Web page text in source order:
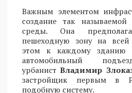
Важным элементом
создание так называемой
среды. Она
пешеходную зону на
этом к каждому зданию
автомобильный
урбанистВладимир
застройщик первым в
подобную систему.